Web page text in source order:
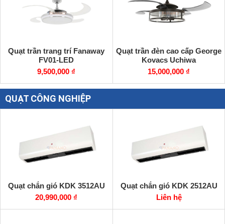
Quạt trần trang trí Fanaway
FV01-LED
9,500,000 ₫
Quạt trần đèn cao cấp George
Kovacs Uchiwa
15,000,000 ₫
QUẠT CÔNG NGHIỆP
Quạt chắn gió KDK 3512AU
20,990,000 ₫
Quạt chắn gió KDK 2512AU
Liên hệ